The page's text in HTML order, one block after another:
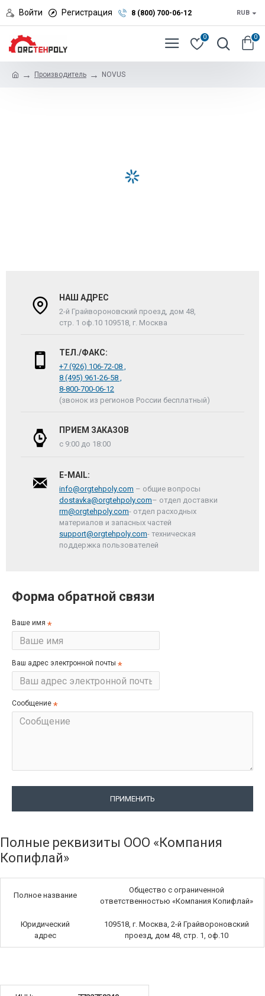
Войти Регистрация 8 (800) 700-06-12 RUB
0 0
Производитель NOVUS
НАШ АДРЕС
2-й Грайвороновский проезд, дом 48,
стр. 1 оф.10 109518, г. Москва
ТЕЛ./ФАКС:
+7 (926) 106-72-08 ,
8 (495) 961-26-58 ,
8-800-700-06-12
(звонок из регионов России бесплатный)
ПРИЕМ ЗАКАЗОВ
с 9:00 до 18:00
E-MAIL:
info@orgtehpoly.com – общие вопросы
dostavka@orgtehpoly.com– отдел доставки
rm@orgtehpoly.com- отдел расходных
материалов и запасных частей
support@orgtehpoly.com- техническая
поддержка пользователей
Форма обратной связи
Ваше имя
Ваш адрес электронной почты
Сообщение
ПРИМЕНИТЬ
Полные реквизиты ООО «Компания
Копифлай»
Полное название
Общество с ограниченной
ответственностью «Компания Копифлай»
Юридический
адрес
109518, г. Москва, 2-й Грайвороновский
проезд, дом 48, стр. 1, оф.10